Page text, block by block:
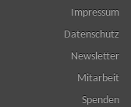
Impressum
Datenschutz
Newsletter
Mitarbeit
Spenden